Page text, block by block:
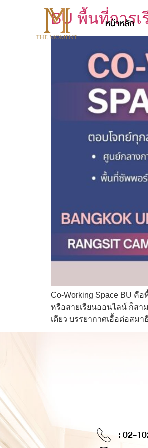
หน้าหลัก
BU พื้นที่การ
Co-Working Space BU คื
หรือสายเรียนออนไลน์ ก็สา
เดียว บรรยากาศเอื้อต่อสม
: 02-